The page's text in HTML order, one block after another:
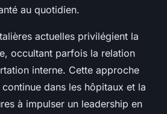
au quotidien.
actuelles privilégient la
occultant parfois la relation
interne. Cette approche
dans les hôpitaux et la
à impulser un leadership en